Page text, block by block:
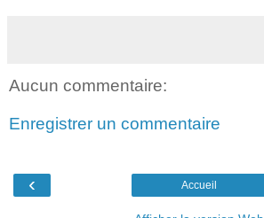
Aucun commentaire:
Enregistrer un commentaire
‹ Accueil